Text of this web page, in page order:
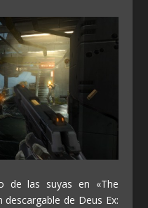
de las suyas en «The
de Deus Ex: